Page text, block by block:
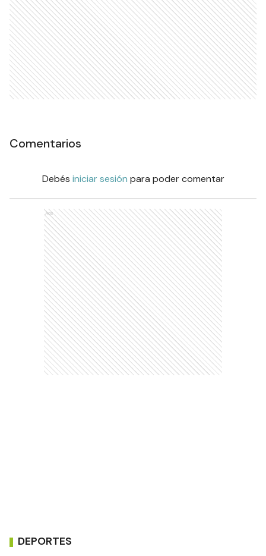
Comentarios
Debés iniciar sesión para poder comentar
Ads
DEPORTES